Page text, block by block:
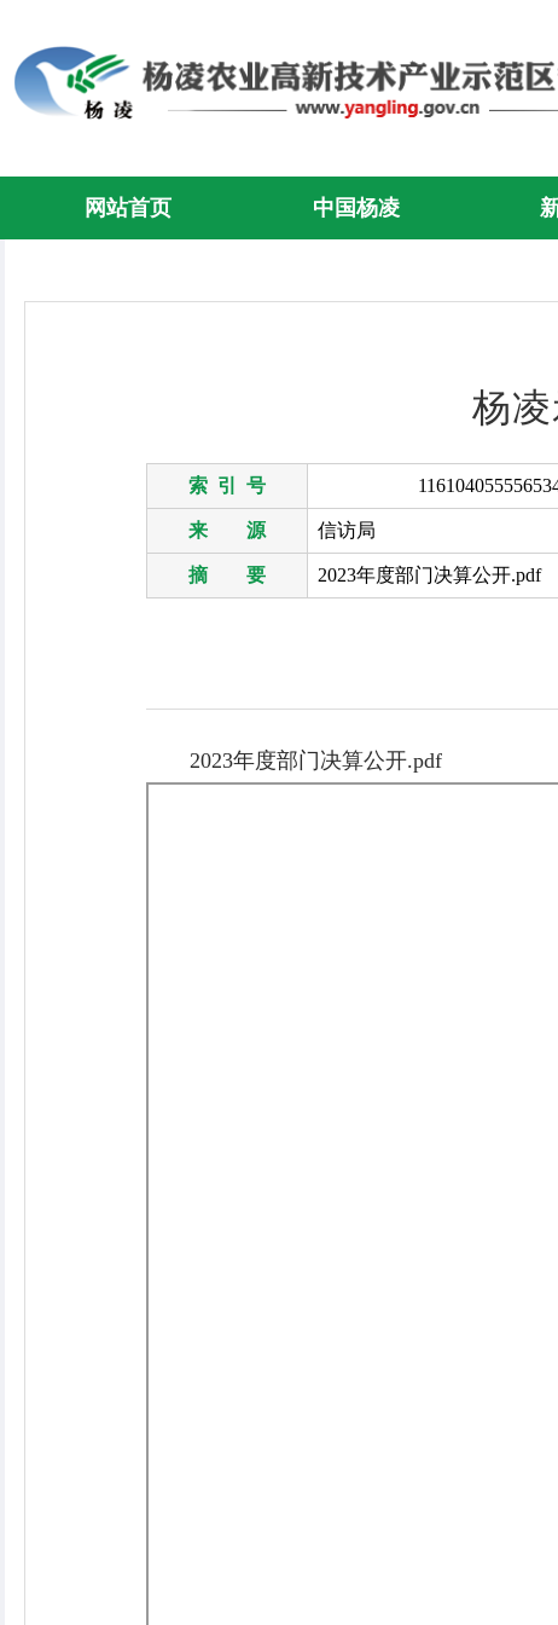
网站首页 中国杨凌
杨
索 引 号
来 源 信访局
摘 要 2023年度部门决算公开.pdf
2023年度部门决算公开.pdf